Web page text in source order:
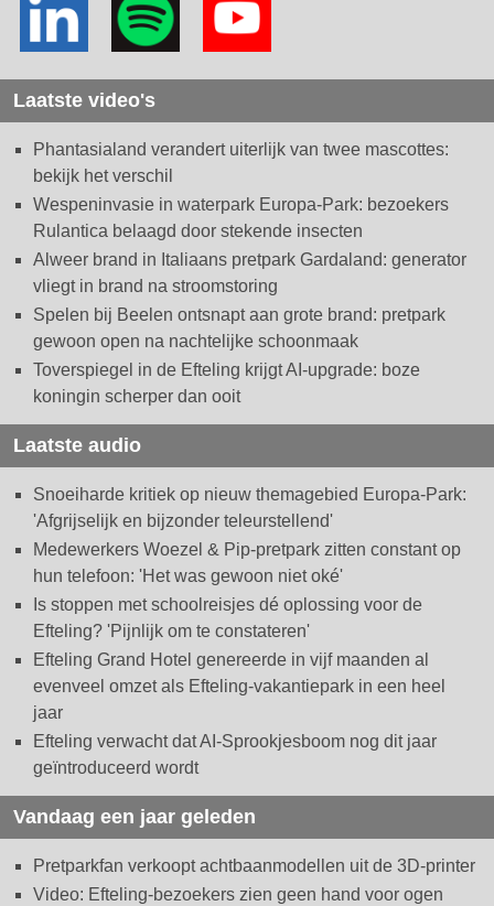
Laatste video's
Phantasialand verandert uiterlijk van twee mascottes:
bekijk het verschil
Wespeninvasie in waterpark Europa-Park: bezoekers
Rulantica belaagd door stekende insecten
Alweer brand in Italiaans pretpark Gardaland: generator
vliegt in brand na stroomstoring
Spelen bij Beelen ontsnapt aan grote brand: pretpark
gewoon open na nachtelijke schoonmaak
Toverspiegel in de Efteling krijgt AI-upgrade: boze
koningin scherper dan ooit
Laatste audio
Snoeiharde kritiek op nieuw themagebied Europa-Park:
'Afgrijselijk en bijzonder teleurstellend'
Medewerkers Woezel & Pip-pretpark zitten constant op
hun telefoon: 'Het was gewoon niet oké'
Is stoppen met schoolreisjes dé oplossing voor de
Efteling? 'Pijnlijk om te constateren'
Efteling Grand Hotel genereerde in vijf maanden al
evenveel omzet als Efteling-vakantiepark in een heel
jaar
Efteling verwacht dat AI-Sprookjesboom nog dit jaar
geïntroduceerd wordt
Vandaag een jaar geleden
Pretparkfan verkoopt achtbaanmodellen uit de 3D-printer
Video: Efteling-bezoekers zien geen hand voor ogen